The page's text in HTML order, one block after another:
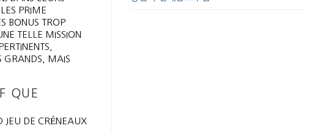
PRIME
BONUS TROP
TELLE MISSION
GRANDS, MAIS
QUE